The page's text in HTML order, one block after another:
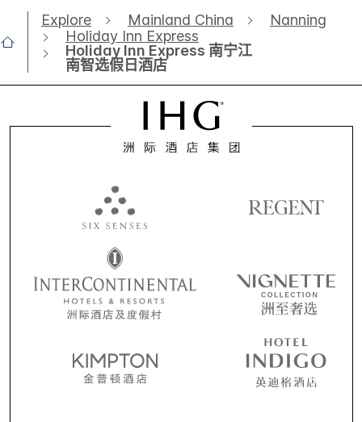
Explore Mainland China
Nanning
Holiday Inn Express
Holiday Inn Express 南宁江
南智选假日酒店